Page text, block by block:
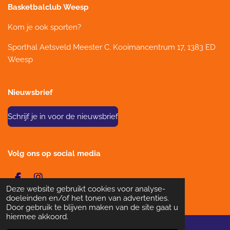
Deze website gebruikt cookies voor analyse-
doeleinden en/of het tonen van advertenties.
Door gebruik te blijven maken van de site gaat u
hiermee akkoord.
Basketbalclub Weesp
Kom je ook sporten?
Sporthal Aetsveld Meester C. Kooimancentrum 17, 1383 ED
Weesp
Nieuwsbrief
Schrijf je in voor de nieuwsbrief
Volg ons op social media
F
a
c
e
b
o
I
n
s
t
a
g
© 2022 Basketbal Club Weesp